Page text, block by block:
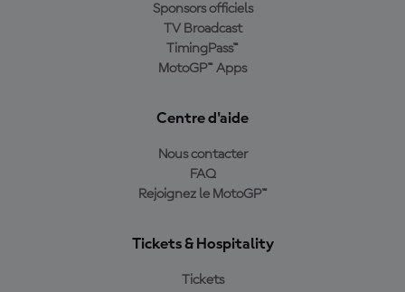
Sponsors officiels
TV Broadcast
TimingPass™
MotoGP™ Apps
Centre d'aide
Nous contacter
FAQ
Rejoignez le MotoGP™
Tickets & Hospitality
Tickets